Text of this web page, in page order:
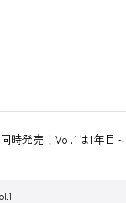
発売！Vol.1は1年目